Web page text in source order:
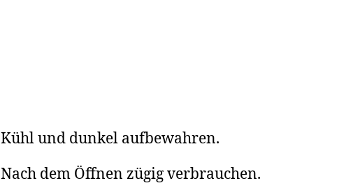
Kühl und dunkel aufbewahren.
Nach dem Öffnen zügig verbrauchen.